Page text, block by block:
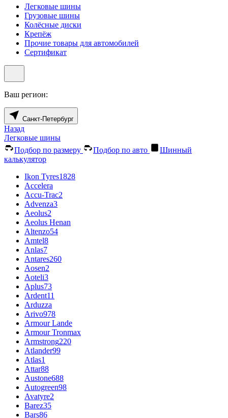
Легковые шины
Грузовые шины
Колёсные диски
Крепёж
Прочие товары для автомобилей
Сертификат
Ваш регион:
Санкт-Петербург
Назад
Легковые шины
Подбор по размеру
Подбор по авто
Шинный
калькулятор
Ikon Tyres1828
Accelera
Accu-Trac2
Advenza3
Aeolus2
Aeolus Henan
Altenzo54
Amtel8
Anlas7
Antares260
Aosen2
Aoteli3
Aplus73
Ardent11
Arduzza
Arivo978
Armour Lande
Armour Tronmax
Armstrong220
Atlander99
Atlas1
Attar88
Austone688
Autogreen98
Avatyre2
Barez35
Bars86